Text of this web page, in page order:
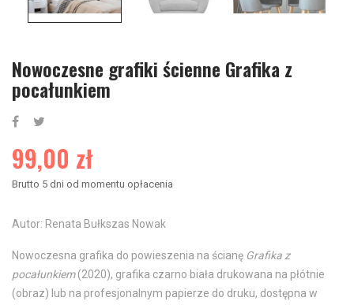
Nowoczesne grafiki ścienne Grafika z
pocałunkiem
99,00 zł
Brutto 5 dni od momentu opłacenia
Autor: Renata Bułkszas Nowak
Nowoczesna grafika do powieszenia na ścianę Grafika z
pocałunkiem(2020), grafika czarno biała drukowana na płótnie
(obraz) lub na profesjonalnym papierze do druku, dostępna w